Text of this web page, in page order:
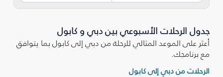
جدول الرحلات الأسبوعي بين دبي و كابول
أعثر على الموعد المثالي للرحلة من دبي إلى كابول بما يتوافق
مع برنامجك.
الرحلات من دبي إلى كابول